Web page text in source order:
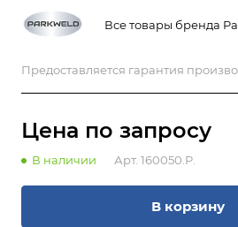
Все товары бренда
Предоставляется гарантия
Цена по запросу
В наличии Арт. 160050.P.
В корзину